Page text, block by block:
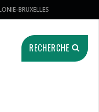
BRUXELLES
RECHERCHE